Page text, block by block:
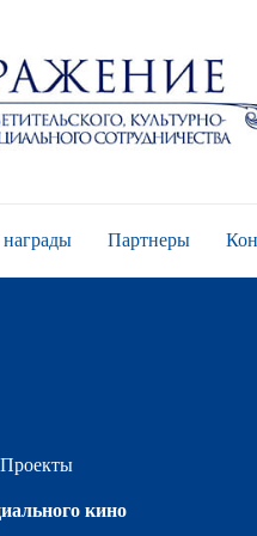
Партнеры
Проекты
кино